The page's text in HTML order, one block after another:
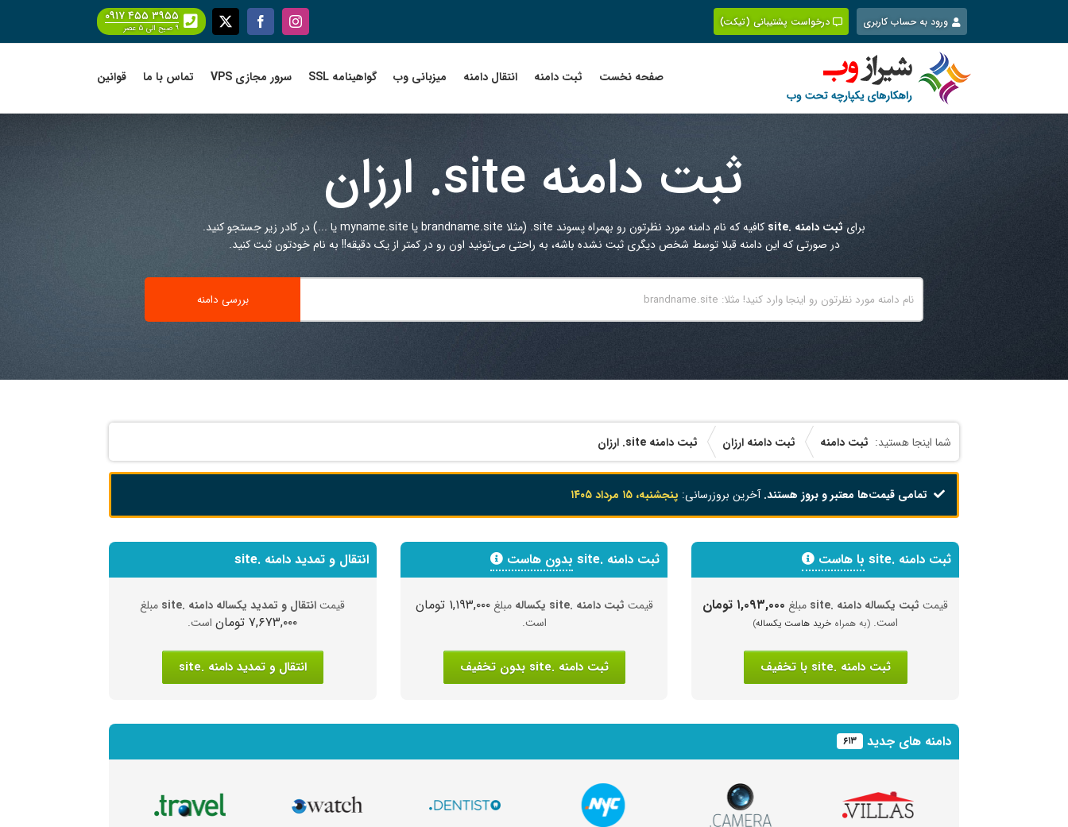
content
ورود به حساب کاربری درخواست پشتیبانی (تیکت) Instagram
Facebook
X ۰۹۱۷ ۴۵۵ ۳۹۵۵
۹ صبح الی ۵ عصر
صفحه نخست ثبت دامنه انتقال دامنه میزبانی وب گواهینامه SSL سرور مجازی VPS تماس با ما قوانین
ثبت دامنه.site ارزان
برای ثبت دامنه .site کافیه که نام دامنه مورد نظرتون رو بهمراه پسوند .site (مثلا brandname.site یا myname.site یا ...) در کادر زیر جستجو کنید.
در صورتی که این دامنه قبلا توسط شخص دیگری ثبت نشده باشه، به راحتی می‌تونید اون رو در کمتر از یک دقیقه!! به نام خودتون ثبت کنید.
ثبت دامنه ثبت دامنه ارزان ثبت دامنه .site ارزان
تمامی قیمت‌ها معتبر و بروز هستند.آخرین بروزرسانی: پنجشنبه، ۱۵ مرداد ۱۴۰۵
ثبت دامنه .site با هاست
قیمت ثبت یکساله دامنه .site مبلغ ۱,۰۹۳,۰۰۰ تومان
است. (به همراه خرید هاست یکساله)
ثبت دامنه .site با تخفیف
ثبت دامنه .site بدون هاست
قیمت ثبت دامنه .site یکساله مبلغ۱,۱۹۳,۰۰۰ تومان
است.
ثبت دامنه .site بدون تخفیف
انتقال و تمدید دامنه .site
قیمتانتقال و تمدید یکساله دامنه .site مبلغ
۷,۶۷۳,۰۰۰ تومان است.
انتقال و تمدید دامنه .site
دامنه های جدید ۶۱۳